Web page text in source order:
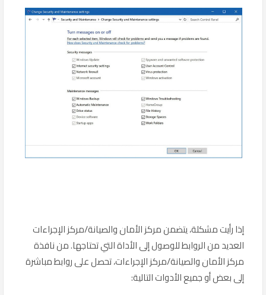
إذا رأيت مشكلة، يتضمن مركز الأمان والصيانة/مركز الإجراءات
العديد من الروابط للوصول إلى الأداة التي تحتاجها. من نافذة
مركز الأمان والصيانة/مركز الإجراءات، تحصل على روابط مباشرة
إلى بعض أو جميع الأدوات التالية: